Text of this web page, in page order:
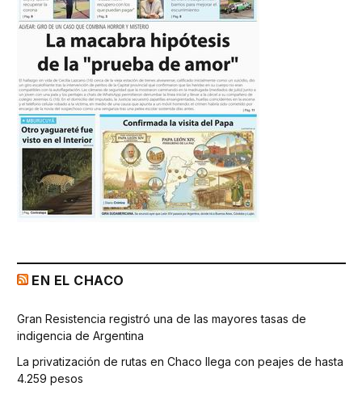
EN EL CHACO
Gran Resistencia registró una de las mayores tasas de
indigencia de Argentina
La privatización de rutas en Chaco llega con peajes de hasta
4.259 pesos